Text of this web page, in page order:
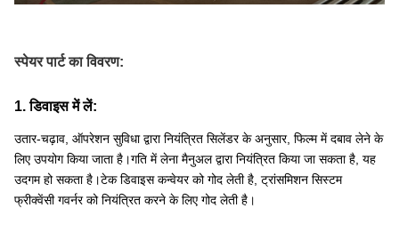
स्पेयर पार्ट का विवरण:
1. डिवाइस में लें:
उतार-चढ़ाव, ऑपरेशन सुविधा द्वारा नियंत्रित सिलेंडर के अनुसार, फिल्म में दबाव लेने के
लिए उपयोग किया जाता है।गति में लेना मैनुअल द्वारा नियंत्रित किया जा सकता है, यह
उदगम हो सकता है।टेक डिवाइस कन्वेयर को गोद लेती है, ट्रांसमिशन सिस्टम
फ्रीक्वेंसी गवर्नर को नियंत्रित करने के लिए गोद लेती है।